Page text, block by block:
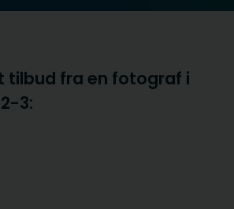
tilbud fra en fotograf i
3: